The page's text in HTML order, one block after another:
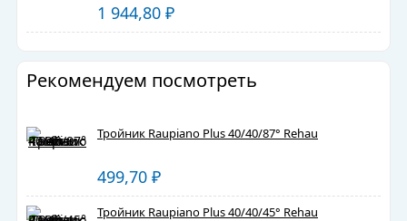
1 944,80 ₽
Рекомендуем посмотреть
Тройник Raupiano Plus 40/40/87° Rehau
499,70 ₽
Тройник Raupiano Plus 40/40/45° Rehau